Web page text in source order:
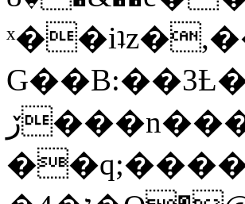
ڒ���n����%J^�}